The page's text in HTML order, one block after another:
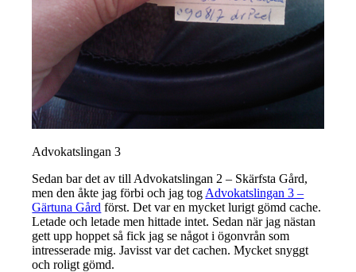
Advokatslingan 3
Sedan bar det av till Advokatslingan 2 – Skärfsta Gård,
men den åkte jag förbi och jag tog Advokatslingan 3 –
Gärtuna Gård först. Det var en mycket lurigt gömd cache.
Letade och letade men hittade intet. Sedan när jag nästan
gett upp hoppet så fick jag se något i ögonvrån som
intresserade mig. Javisst var det cachen. Mycket snyggt
och roligt gömd.